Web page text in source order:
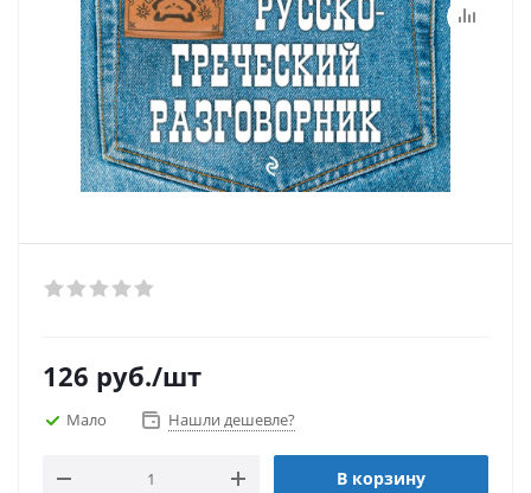
126 руб./шт
Мало Нашли дешевле?
В корзину